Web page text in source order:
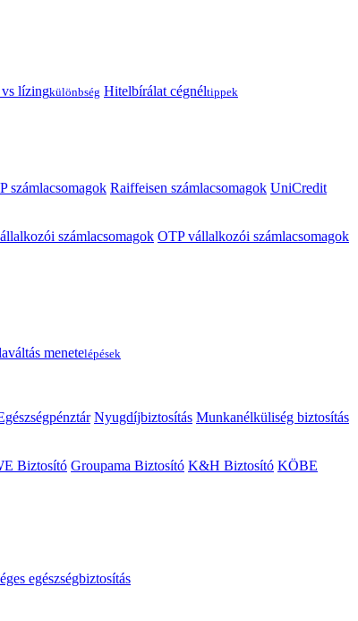
lízingkülönbség Hitelbírálat cégnéltippek
számlacsomagok Raiffeisen számlacsomagok UniCredit
számlacsomagok OTP vállalkozói számlacsomagok
menetelépések
Nyugdíjbiztosítás Munkanélküliség biztosítás
Biztosító Groupama Biztosító K&H Biztosító KÖBE
egészségbiztosítás